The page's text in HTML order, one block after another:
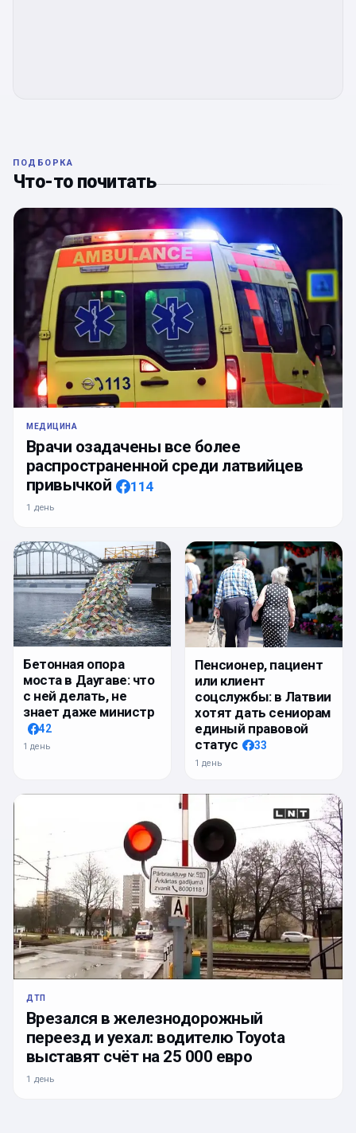
ПОДБОРКА
Что-то почитать
МЕДИЦИНА
Врачи озадачены все более
распространенной среди латвийцев
привычкой
114
1 день
Бетонная опора
моста в Даугаве: что
с ней делать, не
знает даже министр
42
1 день
Пенсионер, пациент
или клиент
соцслужбы: в Латвии
хотят дать сениорам
единый правовой
статус
33
1 день
ДТП
Врезался в железнодорожный
переезд и уехал: водителю Toyota
выставят счёт на 25 000 евро
1 день